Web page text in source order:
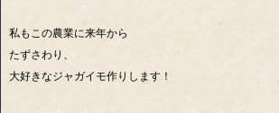
私もこの農業に来年から
たずさわり、
大好きなジャガイモ作りします！